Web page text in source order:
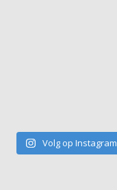
Volg op Instagram